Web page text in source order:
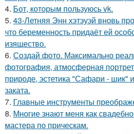
4. Бот, которым пользуюсь vk.
5. 43-Летняя Энн хэтэуэй вновь
что беременность придаёт ей
изящество.
6. Создай фото. Максимально
фотография, атмосферная
природе, эстетика "Сафари - шик"
заката.
7. Главные инструменты
8. Многие знают меня как
мастера по прическам.